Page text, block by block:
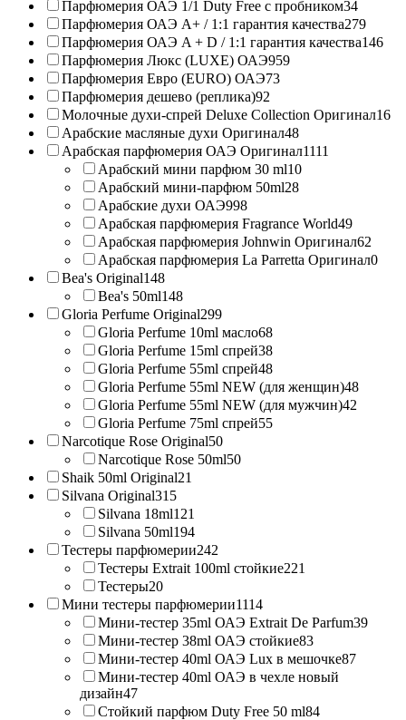
Парфюмерия ОАЭ 1/1 Duty Free с пробником34
Парфюмерия ОАЭ A+ / 1:1 гарантия качества279
Парфюмерия ОАЭ A + D / 1:1 гарантия качества146
Парфюмерия Люкс (LUXE) ОАЭ959
Парфюмерия Евро (EURO) ОАЭ73
Парфюмерия дешево (реплика)92
Молочные духи-спрей Deluxe Collection Оригинал16
Арабские масляные духи Оригинал48
Арабская парфюмерия ОАЭ Оригинал1111
Арабский мини парфюм 30 ml10
Арабский мини-парфюм 50ml28
Арабские духи ОАЭ998
Арабская парфюмерия Fragrance World49
Арабская парфюмерия Johnwin Оригинал62
Арабская парфюмерия La Parretta Оригинал0
Bea's Original148
Bea's 50ml148
Gloria Perfume Original299
Gloria Perfume 10ml масло68
Gloria Perfume 15ml спрей38
Gloria Perfume 55ml спрей48
Gloria Perfume 55ml NEW (для женщин)48
Gloria Perfume 55ml NEW (для мужчин)42
Gloria Perfume 75ml спрей55
Narcotique Rose Original50
Narcotique Rose 50ml50
Shaik 50ml Original21
Silvana Original315
Silvana 18ml121
Silvana 50ml194
Тестеры парфюмерии242
Тестеры Extrait 100ml стойкие221
Тестеры20
Мини тестеры парфюмерии1114
Мини-тестер 35ml ОАЭ Extrait De Parfum39
Мини-тестер 38ml ОАЭ стойкие83
Мини-тестер 40ml ОАЭ Lux в мешочке87
Мини-тестер 40ml ОАЭ в чехле новый
дизайн47
Стойкий парфюм Duty Free 50 ml84